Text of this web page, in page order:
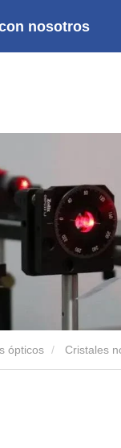
nosotros
ópticos Cristales